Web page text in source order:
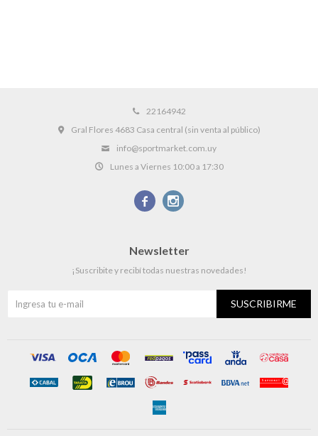
22164942
Gral Flores 4683 Casa central (sin venta al público)
info@sportmarket.com.uy
Lunes a Viernes 10:00 a 17:30
 
Newsletter
¡Suscribite y recibí todas nuestras novedades!
SUSCRIBIRME